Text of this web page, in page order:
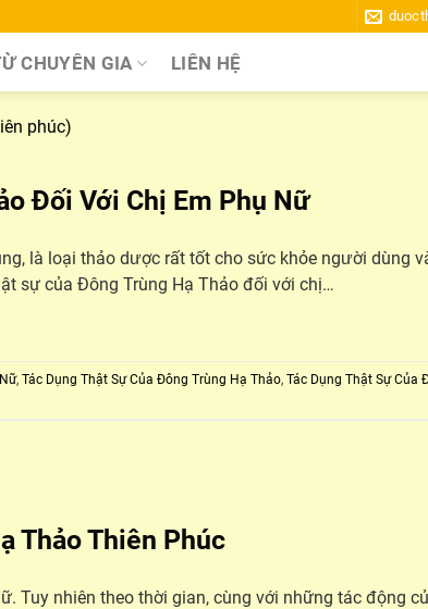
CHUYÊN GIA LIÊN HỆ
Đối Với Chị Em Phụ Nữ
là loại thảo dược rất tốt cho sức khỏe người dùng
sự của Đông Trùng Hạ Thảo đối với chị…
, Tác Dụng Thật Sự Của Đông Trùng Hạ Thảo, Tác Dụng Thật Sự Của
Thảo Thiên Phúc
Tuy nhiên theo thời gian, cùng với những tác động